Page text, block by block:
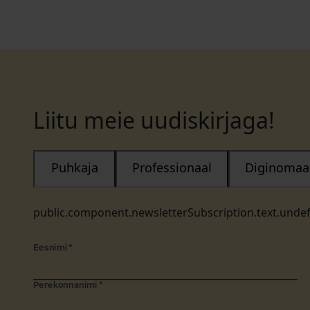
Liitu meie uudiskirjaga!
Puhkaja Professionaal
Eesnimi *
Perekonnanimi *